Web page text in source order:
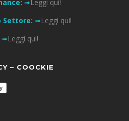
➟Leggi qui!
Settore: ➟Leggi qui!
➟Leggi qui!
– COOCKIE